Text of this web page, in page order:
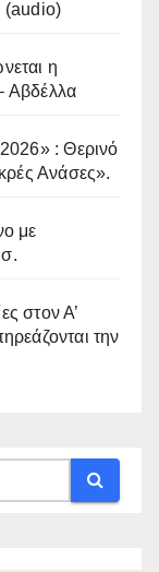
(audio)
η
Αβδέλλα
: Θερινό
Ανάσες».
με
στον Α’
την